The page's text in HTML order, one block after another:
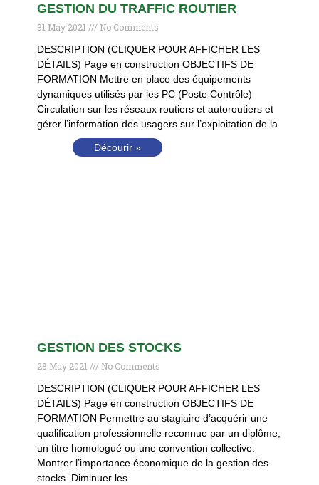
GESTION DU TRAFFIC ROUTIER
31 May 2021
No Comments
DESCRIPTION (CLIQUER POUR AFFICHER LES
DÉTAILS) Page en construction OBJECTIFS DE
FORMATION Mettre en place des équipements
dynamiques utilisés par les PC (Poste Contrôle)
Circulation sur les réseaux routiers et autoroutiers et
gérer l’information des usagers sur l’exploitation de la
Décourir »
GESTION DES STOCKS
28 May 2021
No Comments
DESCRIPTION (CLIQUER POUR AFFICHER LES
DÉTAILS) Page en construction OBJECTIFS DE
FORMATION Permettre au stagiaire d’acquérir une
qualification professionnelle reconnue par un diplôme,
un titre homologué ou une convention collective.
Montrer l’importance économique de la gestion des
stocks. Diminuer les